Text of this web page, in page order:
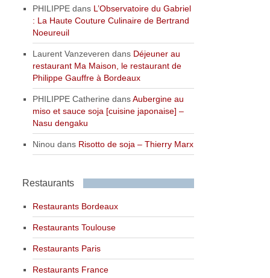
PHILIPPE dans L’Observatoire du Gabriel
: La Haute Couture Culinaire de Bertrand
Noeureuil
Laurent Vanzeveren dans Déjeuner au
restaurant Ma Maison, le restaurant de
Philippe Gauffre à Bordeaux
PHILIPPE Catherine dansAubergine au
miso et sauce soja [cuisine japonaise] –
Nasu dengaku
Ninou dans Risotto de soja – Thierry Marx
Restaurants
Restaurants Bordeaux
Restaurants Toulouse
Restaurants Paris
Restaurants France